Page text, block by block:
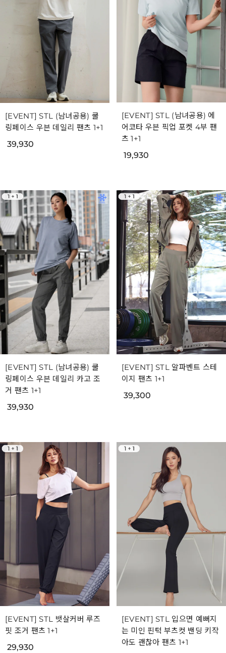
[EVENT] STL (남녀공용) 쿨
링페이스 우븐 데일리 팬츠 1+1
39,930
[EVENT] STL (남녀공용) 에
어코타 우븐 픽업 포켓 4부 팬
츠 1+1
19,930
[EVENT] STL (남녀공용) 쿨
링페이스 우븐 데일리 카고 조
거 팬츠 1+1
39,930
[EVENT] STL 알파벤트 스테
이지 팬츠 1+1
39,300
[EVENT] STL 뱃살커버 루즈
핏 조거 팬츠 1+1
29,930
[EVENT] STL 입으면 예뻐지
는 미인 핀턱 부츠컷 밴딩 키작
아도 괜찮아 팬츠 1+1